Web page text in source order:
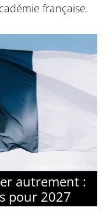
française.
autrement :
pour 2027